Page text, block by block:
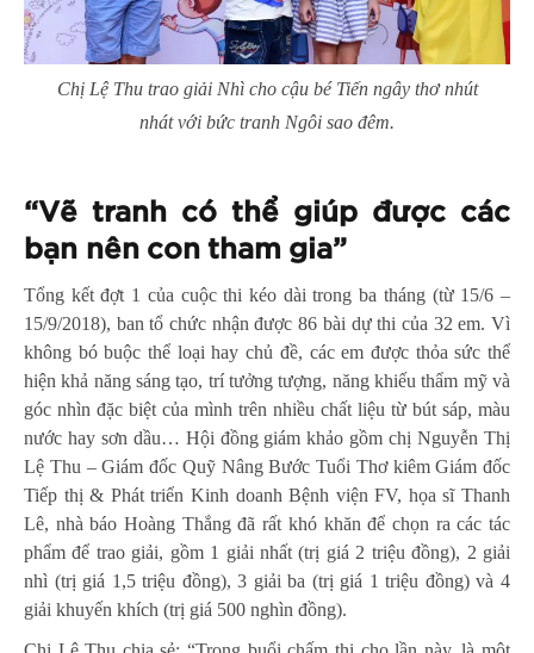
Chị Lệ Thu trao giải Nhì cho cậu bé Tiến ngây thơ nhút
nhát với bức tranh Ngôi sao đêm.
“Vẽ tranh có thể giúp được các
bạn nên con tham gia”
Tổng kết đợt 1 của cuộc thi kéo dài trong ba tháng (từ 15/6 –
15/9/2018), ban tổ chức nhận được 86 bài dự thi của 32 em. Vì
không bó buộc thể loại hay chủ đề, các em được thỏa sức thể
hiện khả năng sáng tạo, trí tưởng tượng, năng khiếu thẩm mỹ và
góc nhìn đặc biệt của mình trên nhiều chất liệu từ bút sáp, màu
nước hay sơn dầu… Hội đồng giám khảo gồm chị Nguyễn Thị
Lệ Thu – Giám đốc Quỹ Nâng Bước Tuổi Thơ kiêm Giám đốc
Tiếp thị & Phát triển Kinh doanh Bệnh viện FV, họa sĩ Thanh
Lê, nhà báo Hoàng Thắng đã rất khó khăn để chọn ra các tác
phẩm để trao giải, gồm 1 giải nhất (trị giá 2 triệu đồng), 2 giải
nhì (trị giá 1,5 triệu đồng), 3 giải ba (trị giá 1 triệu đồng) và 4
giải khuyến khích (trị giá 500 nghìn đồng).